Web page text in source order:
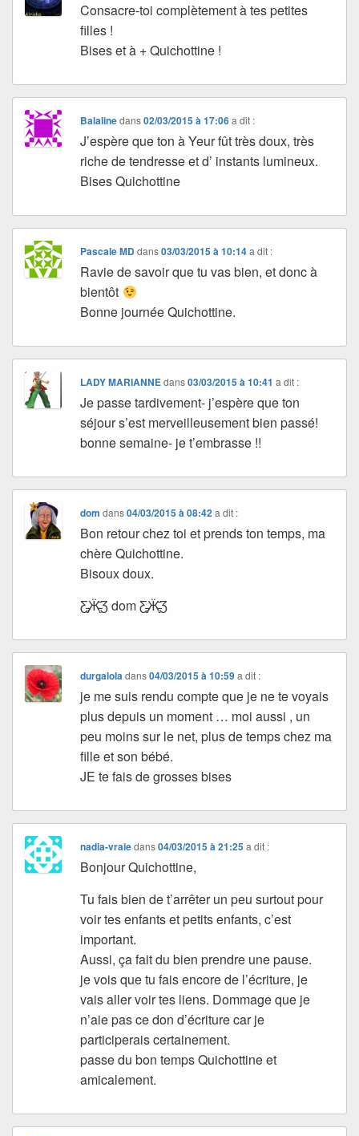
Consacre-toi complètement à tes petites
filles !
Bises et à + Quichottine !
Balalinedans02/03/2015 à 17:06 a dit :
J’espère que ton à Yeur fût très doux, très
riche de tendresse et d’ instants lumineux.
Bises Quichottine
Pascale MDdans03/03/2015 à 10:14 a dit :
Ravie de savoir que tu vas bien, et donc à
bientôt
Bonne journée Quichottine.
LADY MARIANNEdans03/03/2015 à 10:41 a dit :
Je passe tardivement- j’espère que ton
séjour s’est merveilleusement bien passé!
bonne semaine- je t’embrasse !!
dom dans04/03/2015 à 08:42 a dit :
Bon retour chez toi et prends ton temps, ma
chère Quichottine.
Bisoux doux.
Ƹ̵̡Ӝ̵̨̄Ʒ dom Ƹ̵̡Ӝ̵̨̄Ʒ
durgaloladans04/03/2015 à 10:59 a dit :
je me suis rendu compte que je ne te voyais
plus depuis un moment … moi aussi , un
peu moins sur le net, plus de temps chez ma
fille et son bébé.
JE te fais de grosses bises
nadia-vraiedans04/03/2015 à 21:25 a dit :
Bonjour Quichottine,
Tu fais bien de t’arrêter un peu surtout pour
voir tes enfants et petits enfants, c’est
important.
Aussi, ça fait du bien prendre une pause.
je vois que tu fais encore de l’écriture, je
vais aller voir tes liens. Dommage que je
n’aie pas ce don d’écriture car je
participerais certainement.
passe du bon temps Quichottine et
amicalement.